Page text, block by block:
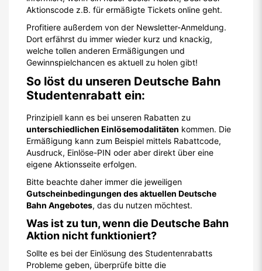
Aktionscode z.B. für ermäßigte Tickets online geht.
Profitiere außerdem von der Newsletter-Anmeldung.
Dort erfährst du immer wieder kurz und knackig,
welche tollen anderen Ermäßigungen und
Gewinnspielchancen es aktuell zu holen gibt!
So löst du unseren Deutsche Bahn
Studentenrabatt ein:
Prinzipiell kann es bei unseren Rabatten zu
unterschiedlichen Einlösemodalitäten kommen. Die
Ermäßigung kann zum Beispiel mittels Rabattcode,
Ausdruck, Einlöse-PIN oder aber direkt über eine
eigene Aktionsseite erfolgen.
Bitte beachte daher immer die jeweiligen
Gutscheinbedingungen des aktuellen Deutsche
Bahn Angebotes, das du nutzen möchtest.
Was ist zu tun, wenn die Deutsche Bahn
Aktion nicht funktioniert?
Sollte es bei der Einlösung des Studentenrabatts
Probleme geben, überprüfe bitte die